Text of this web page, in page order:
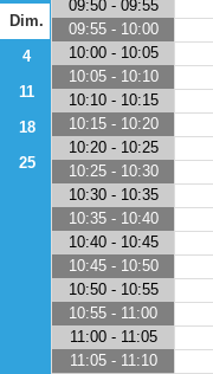
Dim.
4
11
18
25
09:50 - 09:55
09:55 - 10:00
10:00 - 10:05
10:05 - 10:10
10:10 - 10:15
10:15 - 10:20
10:20 - 10:25
10:25 - 10:30
10:30 - 10:35
10:35 - 10:40
10:40 - 10:45
10:45 - 10:50
10:50 - 10:55
10:55 - 11:00
11:00 - 11:05
11:05 - 11:10